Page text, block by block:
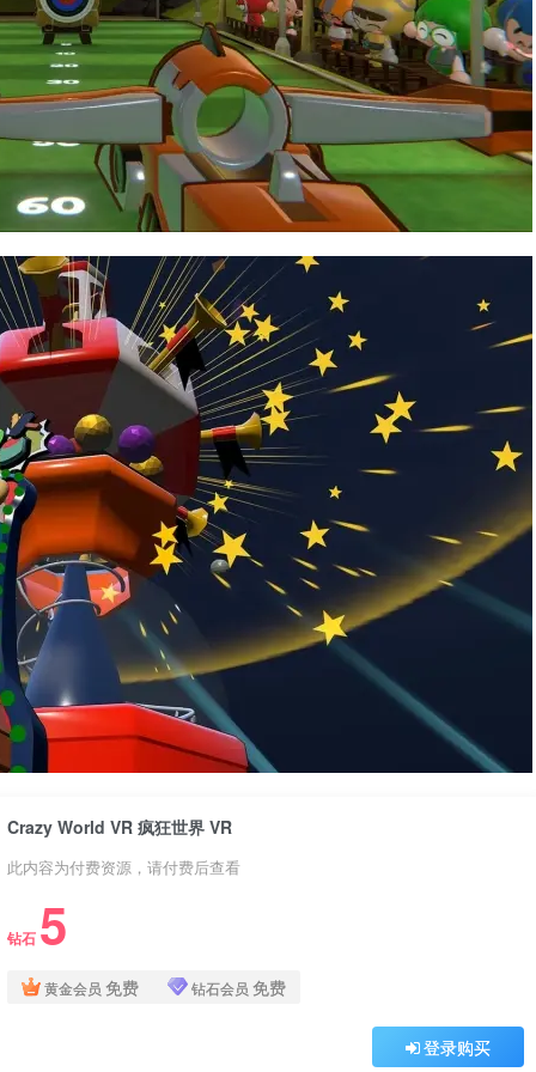
Crazy World VR 疯狂世界 VR
此内容为付费资源，请付费后查看
钻石 5
黄金会员 免费 钻石会员 免费
登录购买